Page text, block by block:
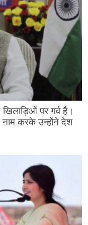
पर गर्व है।
नाम करके उन्होंने देश